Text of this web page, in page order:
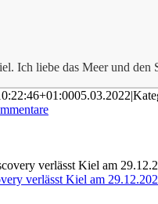
Ich liebe das Meer und den
05.03.2022|
verlässt Kiel am